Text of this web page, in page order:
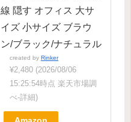
線 隠す オフィス 大サ
イズ 小サイズ ブラウ
ン/ブラック/ナチュラル
created by Rinker
¥2,480 (2026/08/06
15:25:54時点 楽天市場調
べ-詳細)